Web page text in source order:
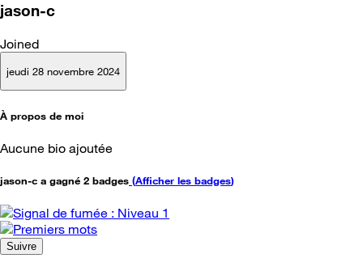
jason-c
Joined
jeudi 28 novembre 2024
À propos de moi
Aucune bio ajoutée
jason-c a gagné 2 badges (Afficher les badges)
Suivre